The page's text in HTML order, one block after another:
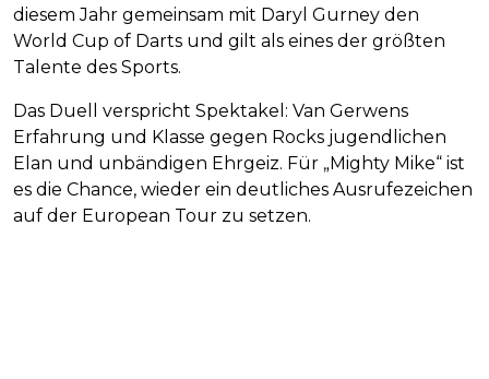
diesem Jahr gemeinsam mit Daryl Gurney den
World Cup of Darts und gilt als eines der größten
Talente des Sports.
Das Duell verspricht Spektakel: Van Gerwens
Erfahrung und Klasse gegen Rocks jugendlichen
Elan und unbändigen Ehrgeiz. Für „Mighty Mike“ ist
es die Chance, wieder ein deutliches Ausrufezeichen
auf der European Tour zu setzen.